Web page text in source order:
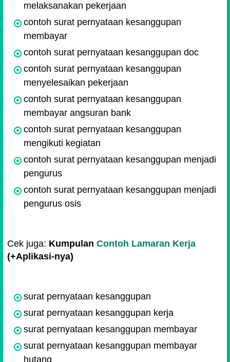
melaksanakan pekerjaan
contoh surat pernyataan kesanggupan
membayar
contoh surat pernyataan kesanggupan doc
contoh surat pernyataan kesanggupan
menyelesaikan pekerjaan
contoh surat pernyataan kesanggupan
membayar angsuran bank
contoh surat pernyataan kesanggupan
mengikuti kegiatan
contoh surat pernyataan kesanggupan menjadi
pengurus
contoh surat pernyataan kesanggupan menjadi
pengurus osis
Cek juga: Kumpulan Contoh Lamaran Kerja
(+Aplikasi-nya)
surat pernyataan kesanggupan
surat pernyataan kesanggupan kerja
surat pernyataan kesanggupan membayar
surat pernyataan kesanggupan membayar
hutang